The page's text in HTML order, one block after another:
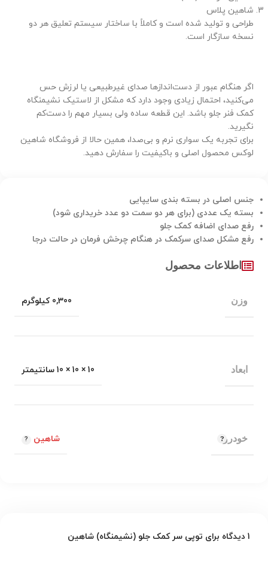
شاهین پلاس
طراحی و تولید شده است و کاملاً با ساختار سیستم تعلیق هر دو
نسخه سازگار است.
اگر هنگام عبور از دست‌اندازها صدای غیرطبیعی یا لرزش حس
می‌کنید، احتمال زیادی وجود دارد که مشکل از لاستیک نشیمنگاه
کمک فنر جلو باشد. این قطعه ساده ولی بسیار مهم را دست‌کم
نگیرید.
برای تجربه یک سواری نرم و بی‌صدا، همین حالا از فروشگاه شاهین
لوکس محصول اصلی و باکیفیت را سفارش دهید.
جنس اصلی در بسته بندی سایپایی
بسته یک عددی (برای هر دو سمت دو عدد خریداری شود)
رفع صدای اضافه کمک جلو
رفع مشکل صدای سرکمک در هنگام چرخش فرمان در حالت درجا
اطلاعات محصول
وزن 0,300 کیلوگرم
ابعاد 10 × 10 × 10 سانتیمتر
خودرو شاهین
1 دیدگاه برای توپی سر کمک جلو (نشیمنگاه) شاهین